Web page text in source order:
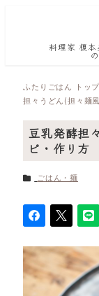
料理家 榎本
ふたりごはん トッ
担々うどん(担々麺
豆乳発酵担
ピ・作り方
カテゴリー
ごはん・麺